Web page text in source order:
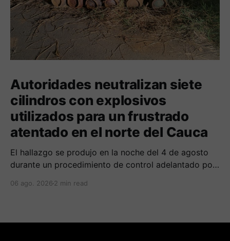
Autoridades neutralizan siete
cilindros con explosivos
utilizados para un frustrado
atentado en el norte del Cauca
El hallazgo se produjo en la noche del 4 de agosto
durante un procedimiento de control adelantado por
06 ago. 2026 2 min read